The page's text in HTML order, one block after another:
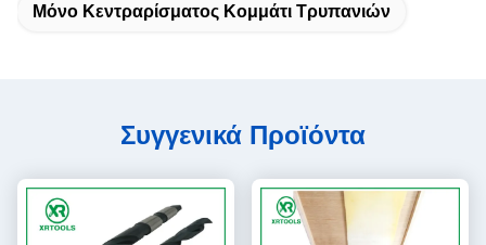
Μόνο Κεντραρίσματος Κομμάτι Τρυπανιών
Συγγενικά Προϊόντα